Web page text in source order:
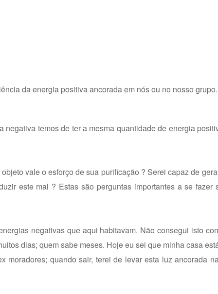
da energia positiva ancorada em nós ou no nosso grupo.
temos de ter a mesma quantidade de energia
vale o esforço de sua purificação ? Serei capaz de
este mal ? Estas são perguntas importantes a se fazer
negativas que aqui habitavam. Não consegui isto
dias; quem sabe meses. Hoje eu sei que minha casa
moradores; quando sair, terei de levar esta luz ancorada